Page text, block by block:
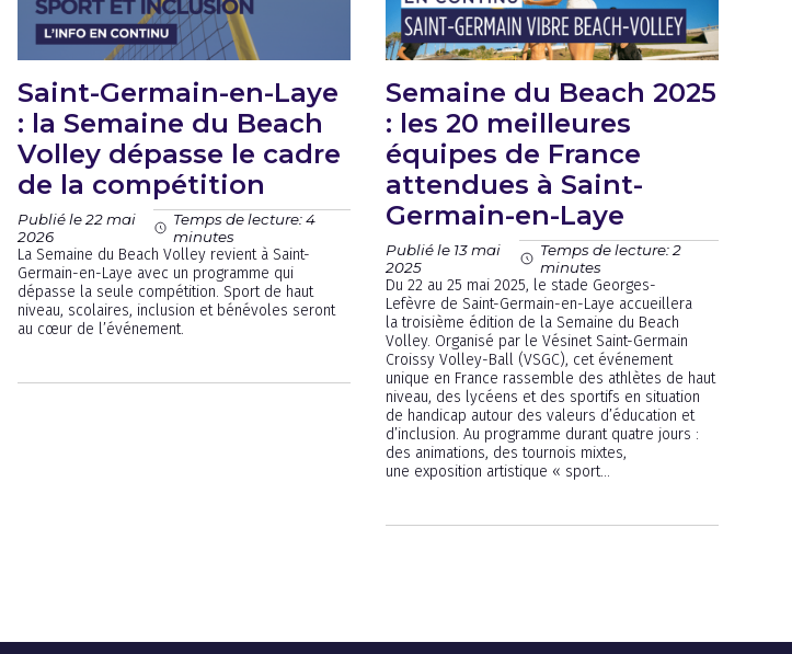
Saint-Germain-en-Laye
: la Semaine du Beach
Volley dépasse le cadre
de la compétition
Publié le 22 mai
2026
Temps de lecture: 4
minutes
La Semaine du Beach Volley revient à Saint-
Germain-en-Laye avec un programme qui
dépasse la seule compétition. Sport de haut
niveau, scolaires, inclusion et bénévoles seront
au cœur de l’événement.
Semaine du Beach 2025
: les 20 meilleures
équipes de France
attendues à Saint-
Germain-en-Laye
Publié le 13 mai
2025
Temps de lecture: 2
minutes
Du 22 au 25 mai 2025, le stade Georges-
Lefèvre de Saint-Germain-en-Laye accueillera
la troisième édition de la Semaine du Beach
Volley. Organisé par le Vésinet Saint-Germain
Croissy Volley-Ball (VSGC), cet événement
unique en France rassemble des athlètes de haut
niveau, des lycéens et des sportifs en situation
de handicap autour des valeurs d’éducation et
d’inclusion. Au programme durant quatre jours :
des animations, des tournois mixtes,
une exposition artistique « sport...